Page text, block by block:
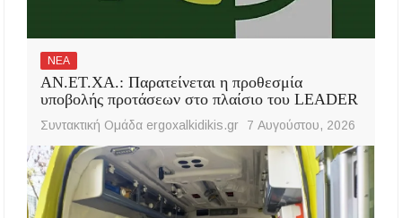
ΝΕΑ
ΑΝ.ΕΤ.ΧΑ.: Παρατείνεται η προθεσμία
υποβολής προτάσεων στο πλαίσιο του LEADER
Συντακτική Ομάδα ergoxalkidikis.gr 7 Αυγούστου, 2026